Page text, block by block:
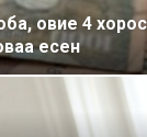
овие 4
есен